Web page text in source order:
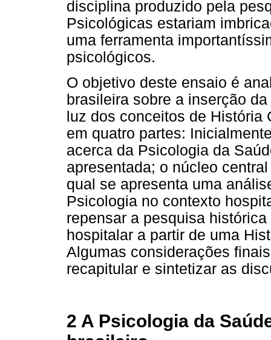
disciplina produzido pela
Psicológicas estariam
uma ferramenta
psicológicos.
O objetivo deste ensaio é
brasileira sobre a inserção
luz dos conceitos de História
em quatro partes:
acerca da Psicologia da
apresentada; o núcleo
qual se apresenta uma
Psicologia no contexto
repensar a pesquisa
hospitalar a partir de uma
Algumas considerações
recapitular e sintetizar as
2 A Psicologia da